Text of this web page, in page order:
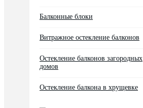
Балконные блоки
Витражное остекление балконов
Остекление балконов загородных
домов
Остекление балкона в хрущевке